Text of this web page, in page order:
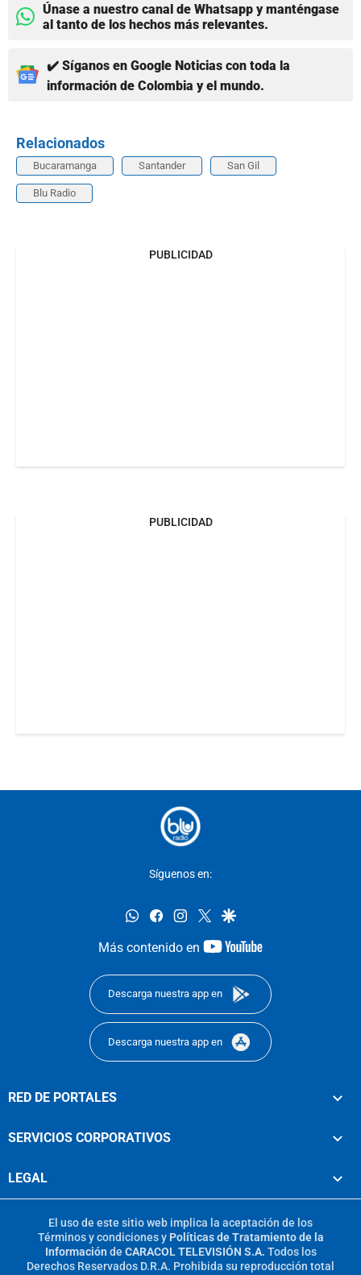
Únase a nuestro canal de Whatsapp y manténgase
al tanto de los hechos más relevantes.
✔️ Síganos en Google Noticias con toda la
información de Colombia y el mundo.
Relacionados
Bucaramanga Santander San Gil
Blu Radio
PUBLICIDAD
PUBLICIDAD
Síguenos en:
whatsappfacebookinstagram
twittergoogle
Más contenido en
youtube-
Descarga nuestra app en
Descarga nuestra app en
RED DE PORTALES
SERVICIOS CORPORATIVOS
LEGAL
El uso de este sitio web implica la aceptación de los
Términos y condicionesy Políticas de Tratamiento de la
Información de CARACOL TELEVISIÓN S.A. Todos los
Derechos Reservados D.R.A. Prohibida su reproducción total